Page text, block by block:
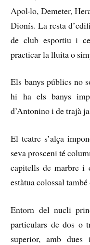
Apol·lo, Demeter,
Dionís.La resta
de club esportiu i
practicar la lluita o
Els banys públics no
hi ha els banys
d’Antonino i de trajà
El teatre s’alça
seva prosceni té
capitells de marbre i
estàtua colossal
Entorn del nucli
particulars de dos o
superior, amb